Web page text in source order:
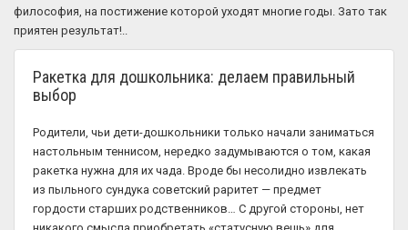
философия, на постижение которой уходят многие годы. Зато так
приятен результат!..
Ракетка для дошкольника: делаем правильный
выбор
Родители, чьи дети-дошкольники только начали заниматься
настольным теннисом, нередко задумываются о том, какая
ракетка нужна для их чада. Вроде бы несолидно извлекать
из пыльного сундука советский раритет — предмет
гордости старших родственников… С другой стороны, нет